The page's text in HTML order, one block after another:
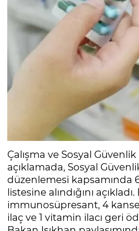
Çalışma ve Sosyal
açıklamada, Sosyal
düzenlemesi kapsamında
listesine alındığını
immunosüpresant, 4
ilaç ve 1 vitamin ilacı geri